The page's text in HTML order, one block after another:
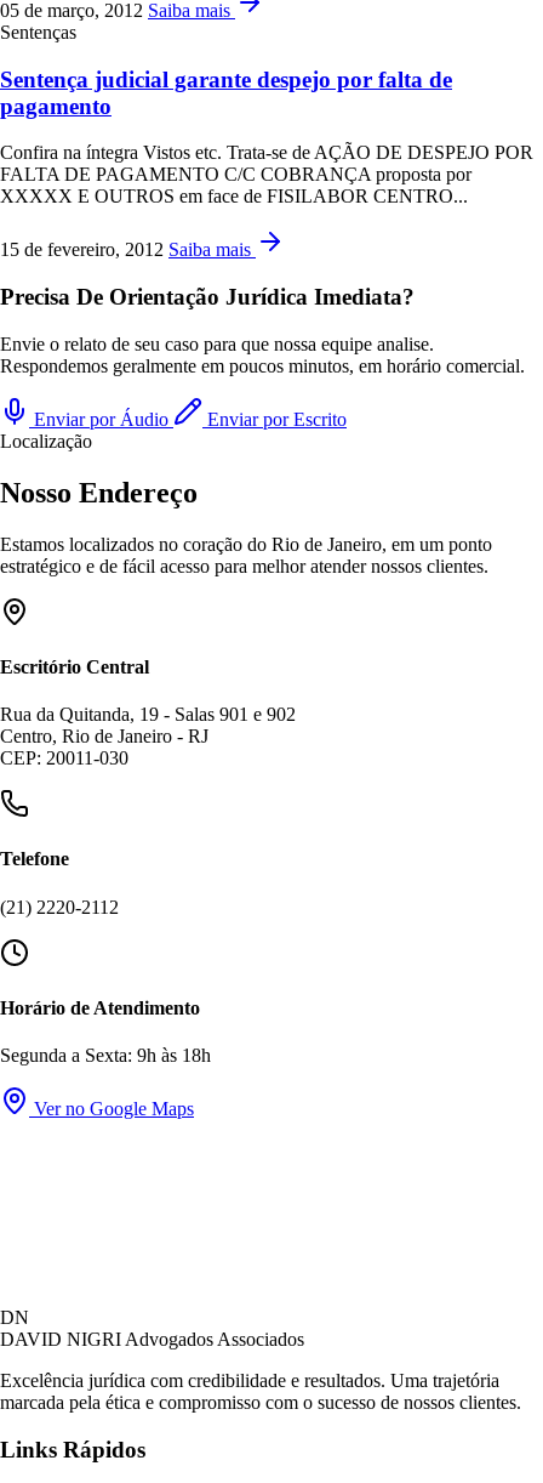
05 de março, 2012 Saiba mais
Sentenças
Sentença judicial garante despejo por falta de
pagamento
Confira na íntegra Vistos etc. Trata-se de AÇÃO DE DESPEJO POR
FALTA DE PAGAMENTO C/C COBRANÇA proposta por
XXXXX E OUTROS em face de FISILABOR CENTRO...
15 de fevereiro, 2012 Saiba mais
Precisa De Orientação Jurídica Imediata?
Envie o relato de seu caso para que nossa equipe analise.
Respondemos geralmente em poucos minutos, em horário comercial.
Enviar por Áudio
Enviar por Escrito
Localização
Nosso Endereço
Estamos localizados no coração do Rio de Janeiro, em um ponto
estratégico e de fácil acesso para melhor atender nossos clientes.
Escritório Central
Rua da Quitanda, 19 - Salas 901 e 902
Centro, Rio de Janeiro - RJ
CEP: 20011-030
Telefone
(21) 2220-2112
Horário de Atendimento
Segunda a Sexta: 9h às 18h
Ver no Google Maps
DN
DAVID NIGRI Advogados Associados
Excelência jurídica com credibilidade e resultados. Uma trajetória
marcada pela ética e compromisso com o sucesso de nossos clientes.
Links Rápidos
Online agora
Para que possamos ajudá-lo, por favor, informe